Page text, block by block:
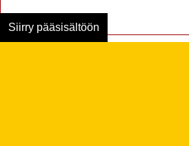
Siirry pääsisältöön